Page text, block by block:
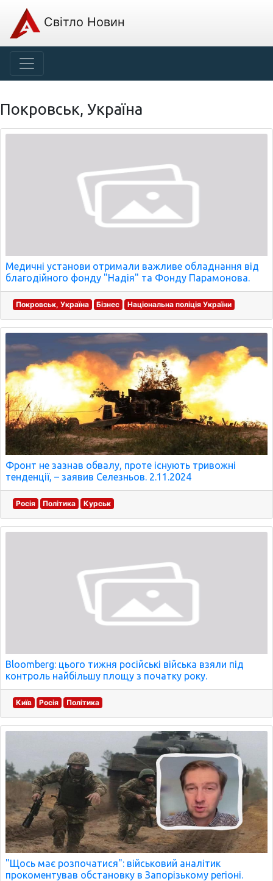
Світло Новин
Покровськ, Україна
Медичні установи отримали важливе обладнання від
благодійного фонду "Надія" та Фонду Парамонова.
Покровськ, Україна Бізнес Національна поліція України
Фронт не зазнав обвалу, проте існують тривожні
тенденції, – заявив Селезньов. 2.11.2024
Росія Політика Курськ
Bloomberg: цього тижня російські війська взяли під
контроль найбільшу площу з початку року.
Київ Росія Політика
"Щось має розпочатися": військовий аналітик
прокоментував обстановку в Запорізькому регіоні.